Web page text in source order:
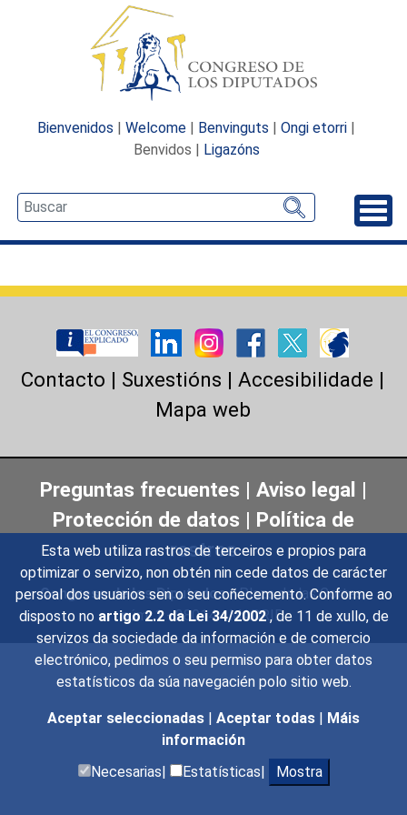
Esta web utiliza rastros de terceiros e propios para
optimizar o servizo, non obtén nin cede datos de carácter
persoal dos usuarios sen o seu coñecemento. Conforme ao
disposto no artigo 2.2 da Lei 34/2002 , de 11 de xullo, de
servizos da sociedade da información e de comercio
electrónico, pedimos o seu permiso para obter datos
estatísticos da súa navegacién polo sitio web.
Aceptar seleccionadas | Aceptar todas | Máis
información
Necesarias|
Estatísticas| Mostra
Bienvenidos | Welcome | Benvinguts | Ongi etorri |
Benvidos | Ligazóns
Contacto | Suxestións |Accesibilidade |
Mapa web
Preguntas frecuentes | Aviso legal |
Protección de datos | Política de
rastros
Congreso de los Diputados- Plaza de las Cortes,
núm. 1 - 28014 - MADRID